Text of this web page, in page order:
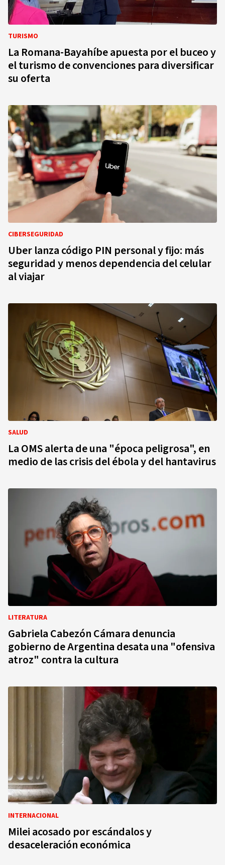
TURISMO
La Romana-Bayahíbe apuesta por el buceo y
el turismo de convenciones para diversificar
su oferta
CIBERSEGURIDAD
Uber lanza código PIN personal y fijo: más
seguridad y menos dependencia del celular
al viajar
SALUD
La OMS alerta de una "época peligrosa", en
medio de las crisis del ébola y del hantavirus
LITERATURA
Gabriela Cabezón Cámara denuncia
gobierno de Argentina desata una "ofensiva
atroz" contra la cultura
INTERNACIONAL
Milei acosado por escándalos y
desaceleración económica